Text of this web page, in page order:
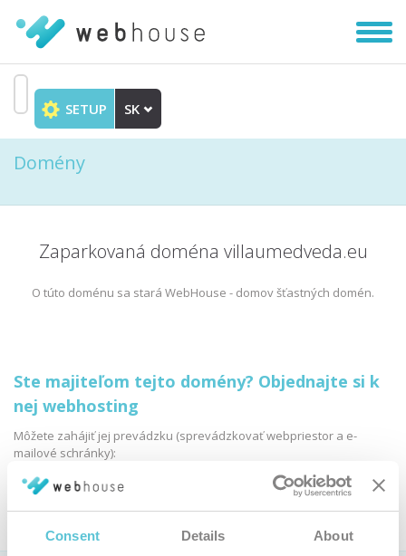
Consent Details About
obsah
|
Skryť
SETUP SK
Domény
Zaparkovaná doména villaumedveda.eu
O túto doménu sa stará WebHouse - domov šťastných domén.
Ste majiteľom tejto domény? Objednajte si k
nej webhosting
Môžete zahájiť jej prevádzku (sprevádzkovať webpriestor a e-
mailové schránky):
Objednať webhosting